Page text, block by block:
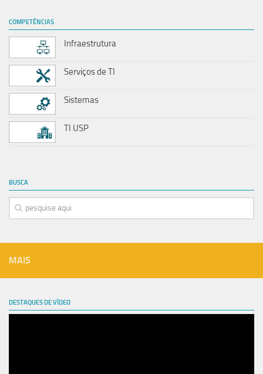
COMPETÊNCIAS
Infraestrutura
Serviços de TI
Sistemas
TI USP
BUSCA
MAIS
DESTAQUES DE VÍDEO